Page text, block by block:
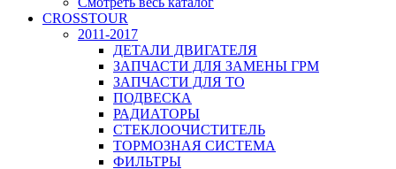
CROSSTOUR
2011-2017
ДЕТАЛИ ДВИГАТЕЛЯ
ЗАПЧАСТИ ДЛЯ ЗАМЕНЫ ГРМ
ЗАПЧАСТИ ДЛЯ ТО
ПОДВЕСКА
РАДИАТОРЫ
СТЕКЛООЧИСТИТЕЛЬ
ТОРМОЗНАЯ СИСТЕМА
ФИЛЬТРЫ